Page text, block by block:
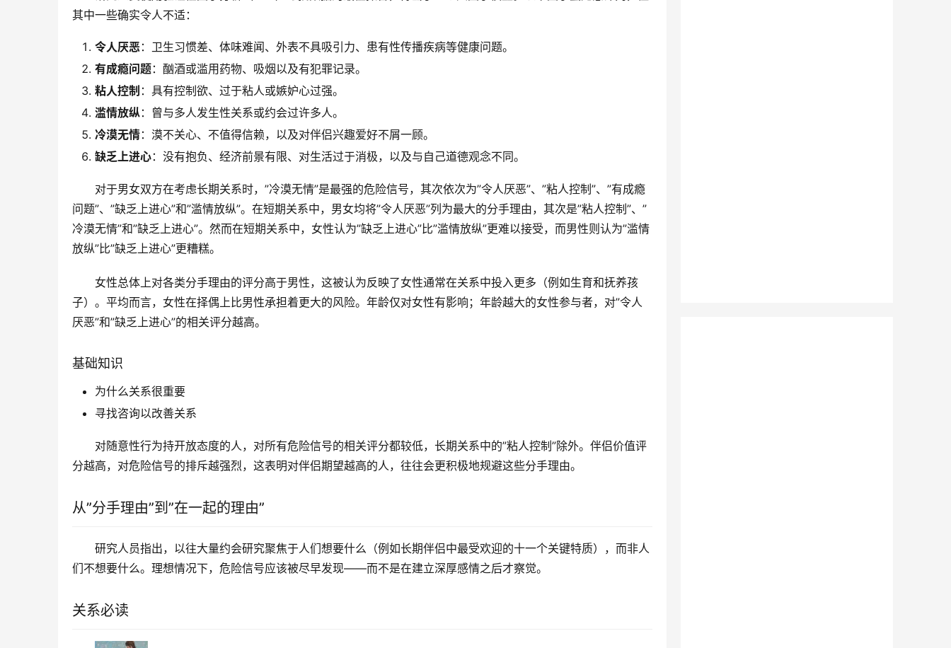
其中一些确实令人不适：
令人厌恶 ：卫生习惯差、体味难闻、外表不具吸引力、患有性传播疾病等健康问题。
有成瘾问题：酗酒或滥用药物、吸烟以及有犯罪记录。
粘人控制 ：具有控制欲、过于粘人或嫉妒心过强。
滥情放纵：曾与多人发生性关系或约会过许多人。
冷漠无情：漠不关心、不值得信赖，以及对伴侣兴趣爱好不屑一顾。
缺乏上进心：没有抱负、经济前景有限、对生活过于消极，以及与自己道德观念不同。
对于男女双方在考虑长期关系时，”冷漠无情”是最强的危险信号，其次依次为”令人厌恶”、”粘人控制”、”有成瘾
问题”、”缺乏上进心”和”滥情放纵”。在短期关系中，男女均将”令人厌恶”列为最大的分手理由，其次是”粘人控制”、”
冷漠无情”和”缺乏上进心”。然而在短期关系中，女性认为”缺乏上进心”比”滥情放纵”更难以接受，而男性则认为”滥情
放纵”比”缺乏上进心”更糟糕。
女性总体上对各类分手理由的评分高于男性，这被认为反映了女性通常在关系中投入更多（例如生育和抚养孩
子）。平均而言，女性在择偶上比男性承担着更大的风险。年龄仅对女性有影响；年龄越大的女性参与者，对”令人
厌恶”和”缺乏上进心”的相关评分越高。
基础知识
为什么关系很重要
寻找咨询以改善关系
对随意性行为持开放态度的人，对所有危险信号的相关评分都较低，长期关系中的”粘人控制”除外。伴侣价值评
分越高，对危险信号的排斥越强烈，这表明对伴侣期望越高的人，往往会更积极地规避这些分手理由。
从”分手理由”到”在一起的理由”
研究人员指出，以往大量约会研究聚焦于人们想要什么（例如长期伴侣中最受欢迎的十一个关键特质），而非人
们不想要什么。理想情况下，危险信号应该被尽早发现——而不是在建立深厚感情之后才察觉。
关系必读